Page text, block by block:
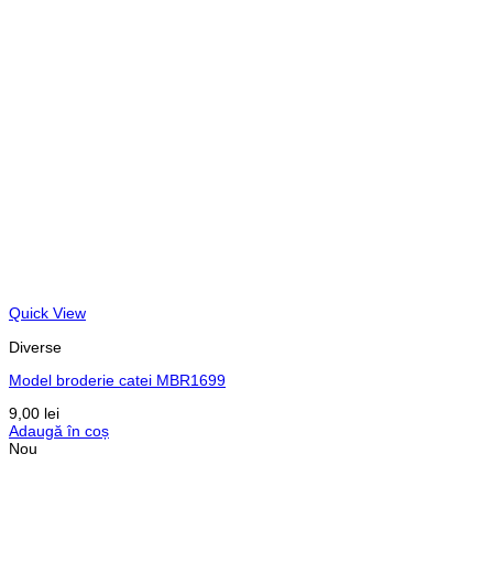
Quick View
Diverse
Model broderie catei MBR1699
9,00 lei
Adaugă în coș
Nou